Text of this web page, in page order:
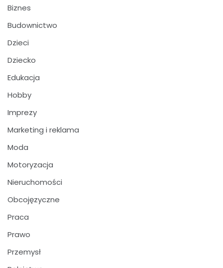
Biznes
Budownictwo
Dzieci
Dziecko
Edukacja
Hobby
Imprezy
Marketing i reklama
Moda
Motoryzacja
Nieruchomości
Obcojęzyczne
Praca
Prawo
Przemysł